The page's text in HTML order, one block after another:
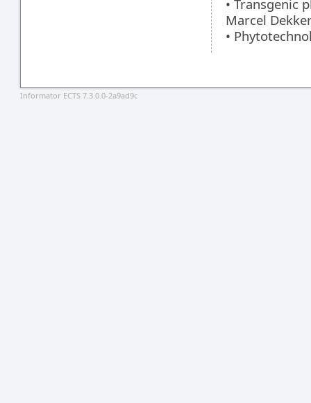
• Transgenic
Marcel
•
Informator ECTS 7.3.0.0-2a9ad9c